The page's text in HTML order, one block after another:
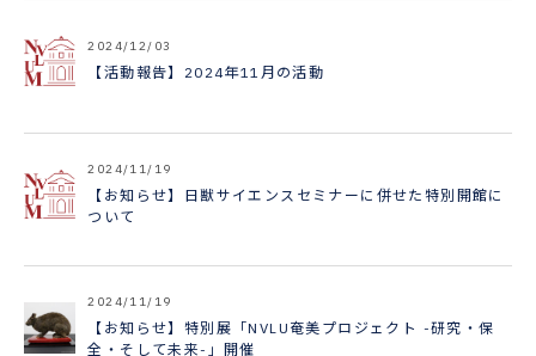
2024/12/03
【活動報告】2024年11月の活動
2024/11/19
【お知らせ】日獣サイエンスセミナーに併せた特別開館に
ついて
2024/11/19
【お知らせ】特別展「NVLU奄美プロジェクト -研究・保
全・そして未来-」開催